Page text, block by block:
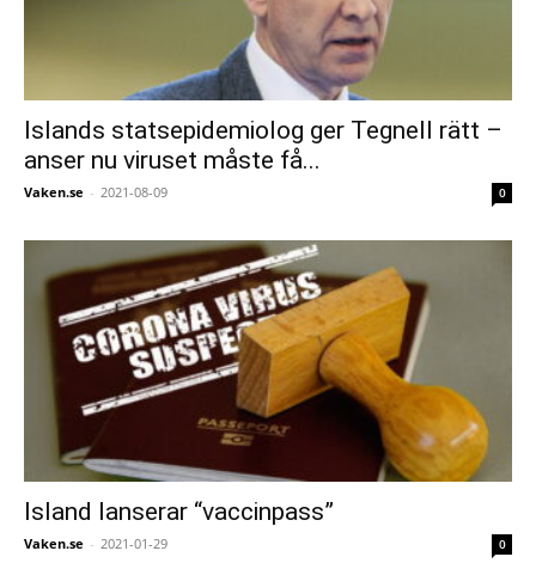
Islands statsepidemiolog ger Tegnell rätt –
anser nu viruset måste få...
Vaken.se - 2021-08-09 0
Island lanserar “vaccinpass”
Vaken.se - 2021-01-29 0